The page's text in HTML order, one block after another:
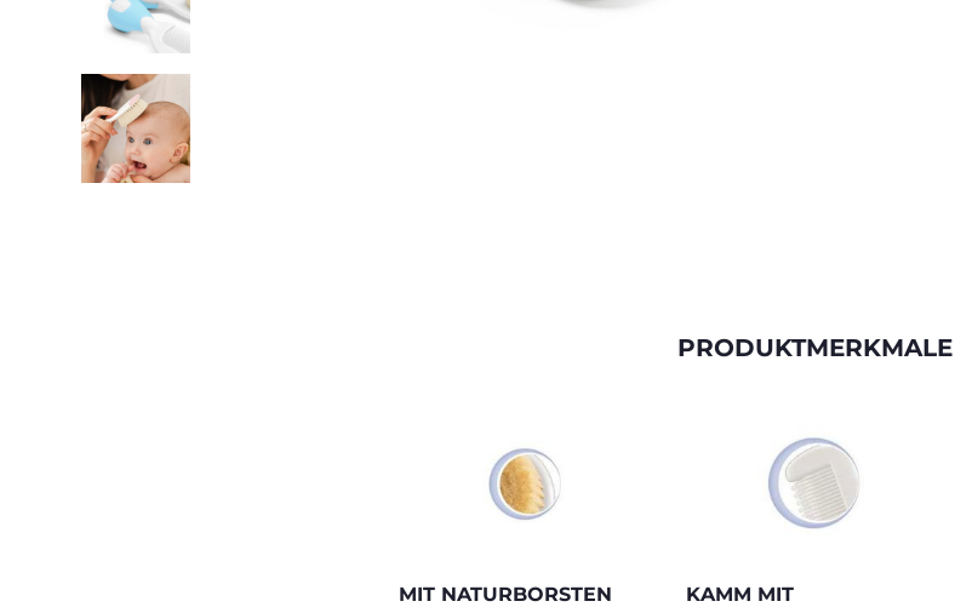
PRODUKTMERKMALE
MIT NATURBORSTEN
KAMM MIT